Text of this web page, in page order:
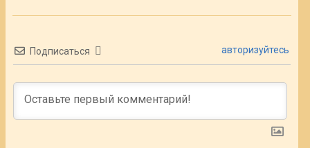
Подписаться авторизуйтесь